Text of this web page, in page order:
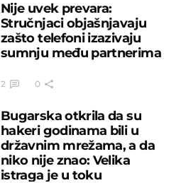
Nije uvek prevara:
Stručnjaci objašnjavaju
zašto telefoni izazivaju
sumnju među partnerima
2 0
Bugarska otkrila da su
hakeri godinama bili u
državnim mrežama, a da
niko nije znao: Velika
istraga je u toku